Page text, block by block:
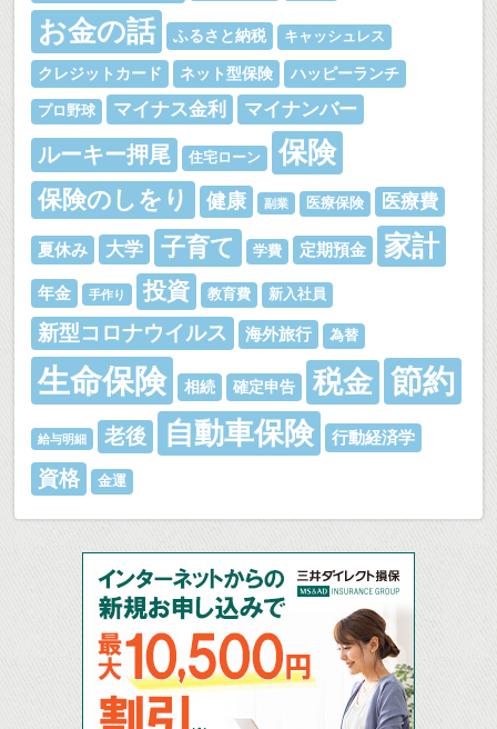
お金の話 ふるさと納税 キャッシュレス
クレジットカード ネット型保険 ハッピーランチ
プロ野球 マイナス金利 マイナンバー
ルーキー押尾 住宅ローン 保険
保険のしをり 健康 副業 医療保険 医療費
夏休み 大学 子育て 学費 定期預金 家計
年金 手作り 投資 教育費 新入社員
新型コロナウイルス 海外旅行 為替
生命保険 相続 確定申告 税金 節約
給与明細 老後 自動車保険 行動経済学
資格 金運